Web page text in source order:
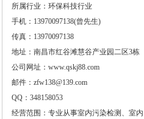
所属行业：环保科技行业
手机：13970097138(曾先生)
传真：13970097138
地址：南昌市红谷滩慧谷产业园二区3栋
公司网址：www.qskj88.com
邮件：zfw138@139.com
QQ：348158053
经营范围：专业从事室内污染检测、室内